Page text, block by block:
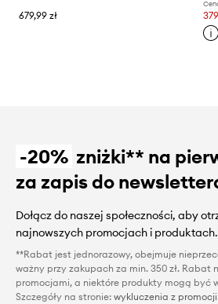
679,99 zł
-20% zniżki** na
za zapis do
Dołącz do naszej społeczności, aby
najnowszych promocjach i produktach.
**Rabat jest jednorazowy, obejmuje
ważny przy zakupach za min. 350 zł. Rabat
promocjami, a niektóre produkty mogą być
Szczegóły na stronie: wykluczenia z promocji